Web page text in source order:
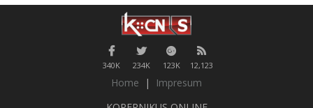
340K 234K 123K 12,123
Home |
Impresum